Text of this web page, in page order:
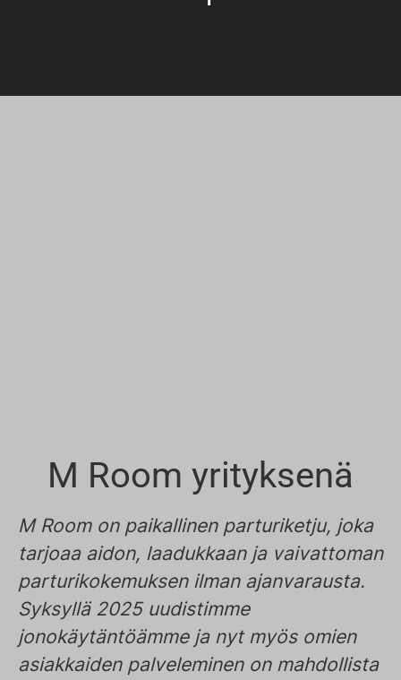
M Room yrityksenä
M Room on paikallinen parturiketju, joka
tarjoaa aidon, laadukkaan ja vaivattoman
parturikokemuksen ilman ajanvarausta.
Syksyllä 2025 uudistimme
jonokäytäntöämme ja nyt myös omien
asiakkaiden palveleminen on mahdollista